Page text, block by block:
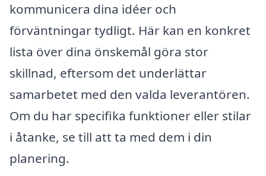
kommunicera dina idéer och
förväntningar tydligt. Här kan en konkret
lista över dina önskemål göra stor
skillnad, eftersom det underlättar
samarbetet med den valda leverantören.
Om du har specifika funktioner eller stilar
i åtanke, se till att ta med dem i din
planering.